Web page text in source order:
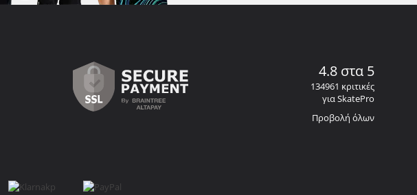
4.8 στα 5
134961 κριτικές
για SkatePro
Προβολή όλων